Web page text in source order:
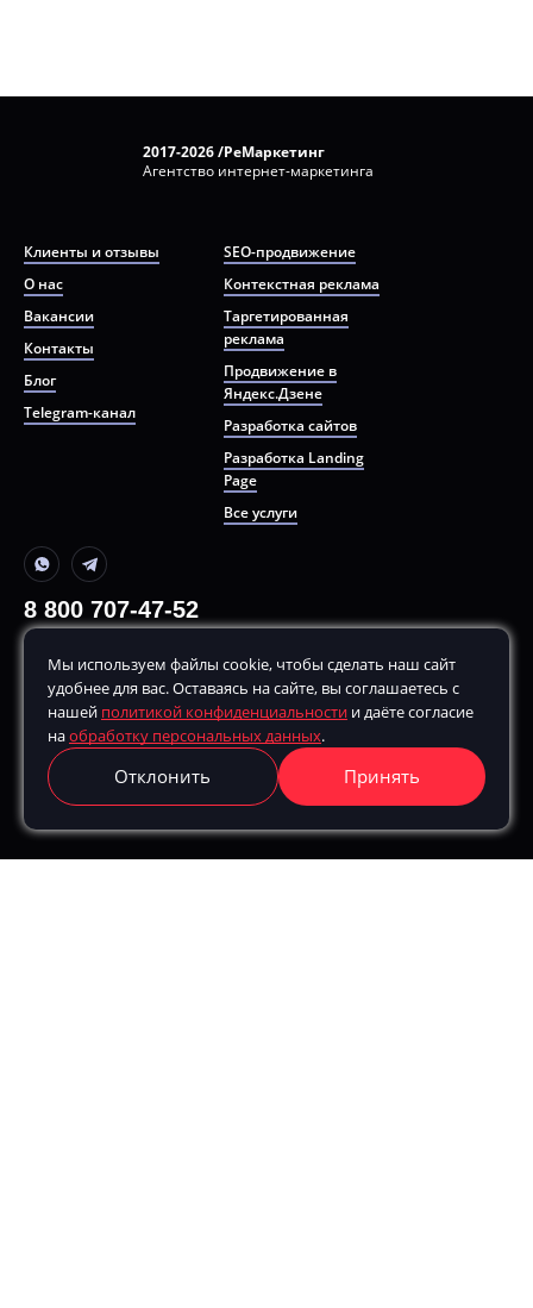
2017-2026 /РеМаркетинг
Агентство интернет-маркетинга
Клиенты и отзывы
О нас
Вакансии
Контакты
Блог
Telegram-канал
SEO-продвижение
Контекстная реклама
Таргетированная
реклама
Продвижение в
Яндекс.Дзене
Разработка сайтов
Разработка Landing
Page
Все услуги
8 800 707-47-52
+7 499 380-70-80
По будням, с 10:00 до
hello@remarketing.bz
г. Москва, ул. Шухова, д. 17, корп. 2, этаж 3, 115162
Получить консультацию
Мы используем файлы cookie, чтобы сделать наш сайт
удобнее для вас. Оставаясь на сайте, вы соглашаетесь с
нашей политикой конфиденциальности и даёте согласие
наобработку персональных данных.
Отклонить Принять